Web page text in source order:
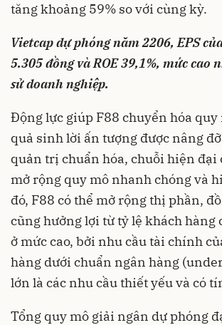
tăng khoảng 59% so với cùng kỳ.
Vietcap dự phóng năm 2206, EPS
5.305 đồng và ROE 39,1%, mức
sử doanh nghiệp.
Động lực giúp F88 chuyển hóa
quả sinh lời ấn tượng được nâng
quản trị chuẩn hóa, chuỗi hiện đại
mở rộng quy mô nhanh chóng và
đó, F88 có thể mở rộng thị phần,
cũng hưởng lợi từ tỷ lệ khách hàng
ở mức cao, bởi nhu cầu tài chính
hàng dưới chuẩn ngân hàng
lớn là các nhu cầu thiết yếu và có
Tổng quy mô giải ngân dự phóng